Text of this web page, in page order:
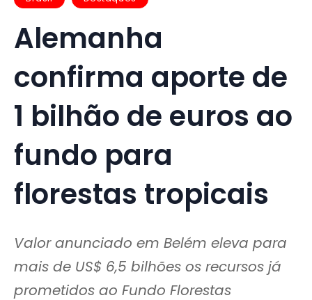
Alemanha
confirma aporte de
1 bilhão de euros ao
fundo para
florestas tropicais
Valor anunciado em Belém eleva para
mais de US$ 6,5 bilhões os recursos já
prometidos ao Fundo Florestas